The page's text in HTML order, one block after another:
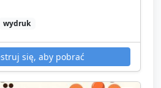
wydruk
się, aby pobrać